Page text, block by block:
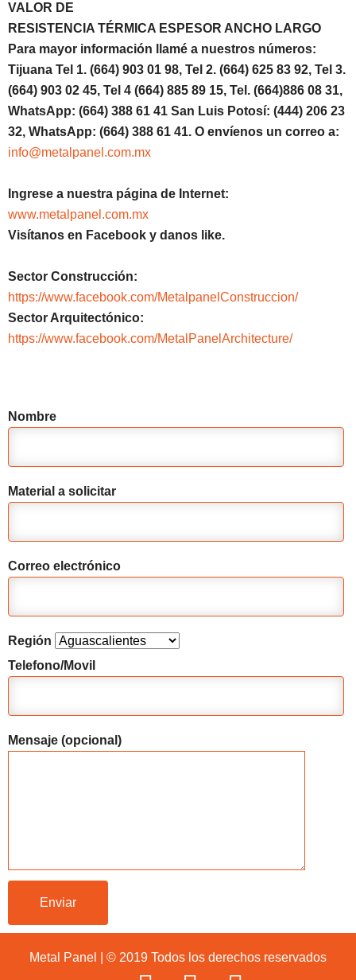
VALOR DE
RESISTENCIA TÉRMICA ESPESOR ANCHO LARGO
Para mayor información llamé a nuestros números:
Tijuana Tel 1. (664) 903 01 98, Tel 2. (664) 625 83 92, Tel 3.
(664) 903 02 45, Tel 4 (664) 885 89 15, Tel. (664)886 08 31,
WhatsApp: (664) 388 61 41 San Luis Potosí: (444) 206 23
32, WhatsApp: (664) 388 61 41. O envíenos un correo a:
info@metalpanel.com.mx
Ingrese a nuestra página de Internet:
www.metalpanel.com.mx
Visítanos en Facebook y danos like.
Sector Construcción:
https://www.facebook.com/MetalpanelConstruccion/
Sector Arquitectónico:
https://www.facebook.com/MetalPanelArchitecture/
Nombre
Material a solicitar
Correo electrónico
Región
Telefono/Movil
Mensaje (opcional)
Metal Panel | © 2019 Todos los derechos reservados